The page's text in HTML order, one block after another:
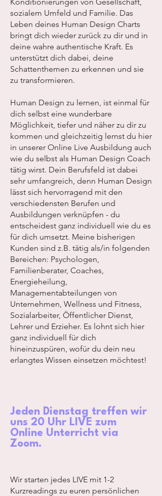
sozialem Umfeld und Familie. Das
Leben deines Human Design Charts
bringt dich wieder zurück zu dir und in
deine wahre authentische Kraft. Es
unterstützt dich dabei, deine
Schattenthemen zu erkennen und sie
zu transformieren.
Human Design zu lernen, ist einmal für
dich selbst eine wunderbare
Möglichkeit, tiefer und näher zu dir zu
kommen und gleichzeitig lernst du hier
in unserer Online Live Ausbildung auch
wie du selbst als Human Design Coach
tätig wirst. Dein Berufsfeld ist dabei
sehr umfangreich, denn Human Design
lässt sich hervorragend mit den
verschiedensten Berufen und
Ausbildungen verknüpfen - du
entscheidest ganz individuell wie du es
für dich umsetzt. Meine bisherigen
Kunden sind z.B. tätig als/in folgenden
Bereichen: Psychologen,
Familienberater, Coaches,
Energieheilung,
Managementabteilungen von
Unternehmen, Wellness und Fitness,
Sozialarbeiter, Öffentlicher Dienst,
Lehrer und Erzieher. Es lohnt sich hier
ganz individuell für dich
hineinzuspüren, wofür du dein neu
erlangtes Wissen einsetzen möchtest!
Jeden Dienstag treffen wir
uns 20 Uhr LIVE zum
Online Unterricht via
Zoom.
Wir starten jedes LIVE mit 1-2
Kurzreadings zu euren persönlichen